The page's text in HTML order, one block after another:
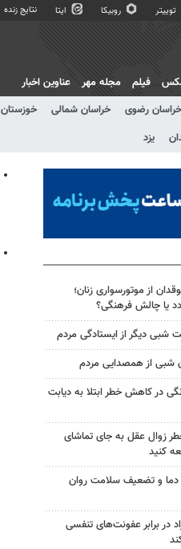
توییتر روبیکا ایتا نتایج زنده
خراسان رضوی خراسان شمالی خوزستان
یزد
فیلم مجله مهر عناوین اخبار
از موتورسواری زنان؛
یا چالش فرهنگی؟
شبی دیگر از ایستادگی مردم
شبی از همصدایی مردم
در کاهش خطر ابتلا به دیابت
زوال عقل به جای تماشای
کنید
دما و تضعیف سلامت روان
در برابر عفونت‌های تنفسی